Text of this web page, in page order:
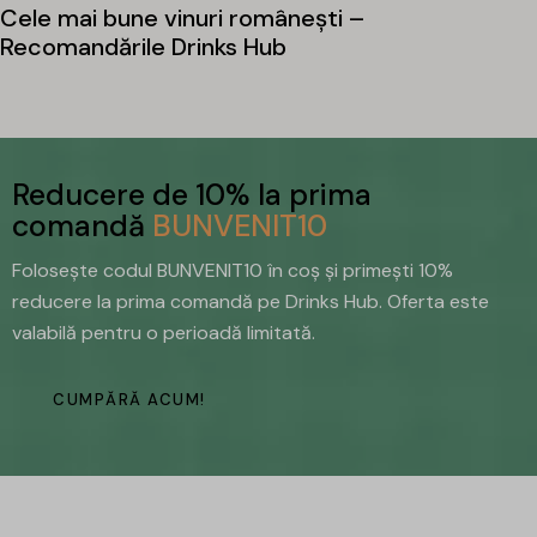
Cele mai bune vinuri românești –
Recomandările Drinks Hub
Reducere de 10% la prima
comandă BUNVENIT10
Folosește codul BUNVENIT10 în coș și primești 10%
reducere la prima comandă pe Drinks Hub. Oferta este
valabilă pentru o perioadă limitată.
CUMPĂRĂ ACUM!